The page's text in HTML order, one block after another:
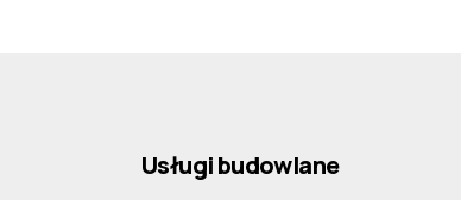
Usługi budowlane